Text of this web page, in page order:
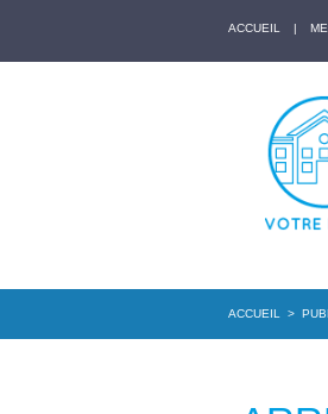
ACCUEIL |
ACCUEIL >